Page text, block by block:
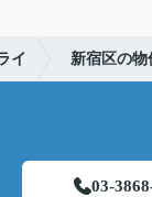
イ 新宿区の物
03-